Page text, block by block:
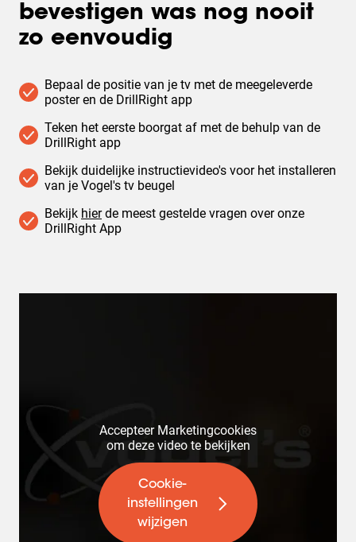
bevestigen was nog nooit
zo eenvoudig
Bepaal de positie van je tv met de meegeleverde
poster en de DrillRight app
Teken het eerste boorgat af met de behulp van de
DrillRight app
Bekijk duidelijke instructievideo's voor het installeren
van je Vogel's tv beugel
Bekijk hierde meest gestelde vragen over onze
DrillRight App
Accepteer Marketingcookies
om deze video te bekijken
Cookie-
instellingen
wijzigen